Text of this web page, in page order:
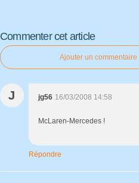
Commenter cet article
Ajouter un commentaire
J jg56 16/03/2008 14:58
McLaren-Mercedes !
Répondre